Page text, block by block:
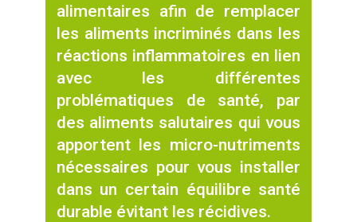
alimentaires afin de remplacer
les aliments incriminés dans les
réactions inflammatoires en lien
avec les différentes
problématiques de santé, par
des aliments salutaires qui vous
apportent les micro-nutriments
nécessaires pour vous installer
dans un certain équilibre santé
durable évitant les récidives.